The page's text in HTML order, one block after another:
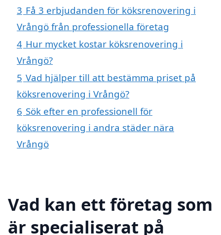
3 Få 3 erbjudanden för köksrenovering i
Vrångö från professionella företag
4 Hur mycket kostar köksrenovering i
Vrångö?
5 Vad hjälper till att bestämma priset på
köksrenovering i Vrångö?
6 Sök efter en professionell för
köksrenovering i andra städer nära
Vrångö
Vad kan ett företag som
är specialiserat på